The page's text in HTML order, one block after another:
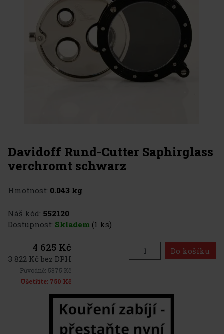
Davidoff Rund-Cutter Saphirglass
verchromt schwarz
Hmotnost: 0.043 kg
Náš kód: 552120
Dostupnost: Skladem (1 ks)
4 625 Kč
3 822 Kč bez DPH
Původně:5375 Kč
Ušetříte: 750 Kč
Do košíku